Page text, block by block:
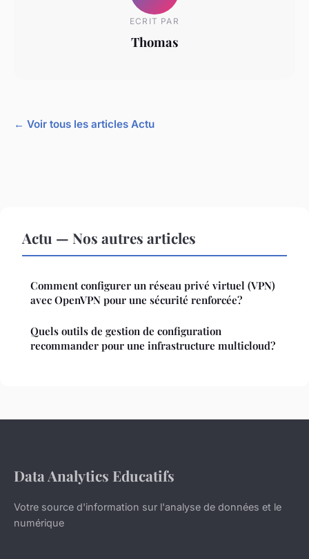
ECRIT PAR
Thomas
← Voir tous les articles Actu
Actu — Nos autres articles
Comment configurer un réseau privé virtuel (VPN)
avec OpenVPN pour une sécurité renforcée?
Quels outils de gestion de configuration
recommander pour une infrastructure multicloud?
Data Analytics Educatifs
Votre source d'information sur l'analyse de données et le
numérique